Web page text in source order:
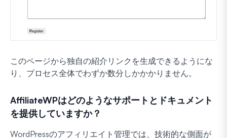
このページから独自の紹介リンクを生成できるようにな
り、プロセス全体でわずか数分しかかかりません。
AffiliateWPはどのようなサポートとドキュメント
を提供していますか？
WordPressのアフィリエイト管理では、技術的な側面が